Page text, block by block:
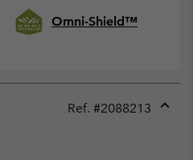
Omni-Shield™
Ref. #2088213